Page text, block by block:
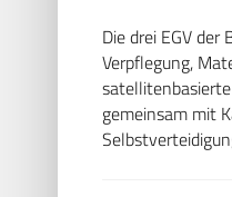
Die drei EGV
Verpflegung,
gemeinsam mit